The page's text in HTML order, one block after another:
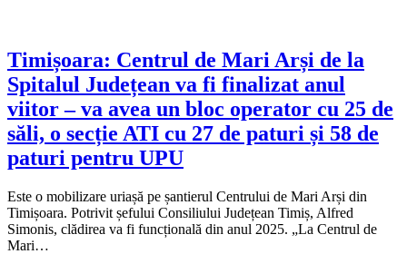
Timișoara: Centrul de Mari Arși de la
Spitalul Județean va fi finalizat anul
viitor – va avea un bloc operator cu 25 de
săli, o secție ATI cu 27 de paturi și 58 de
paturi pentru UPU
Este o mobilizare uriașă pe șantierul Centrului de Mari Arși din
Timișoara. Potrivit șefului Consiliului Județean Timiș, Alfred
Simonis, clădirea va fi funcțională din anul 2025. „La Centrul de
Mari…